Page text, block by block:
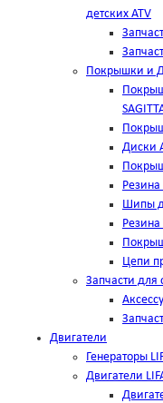
детских ATV
Покрышки и
Диски
Шипы
Резина
Цепи
Запчасти для
Двигатели
Генераторы
Двигатели